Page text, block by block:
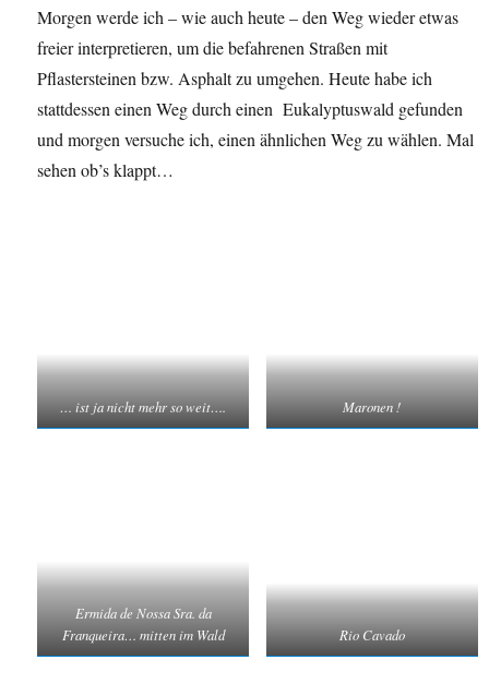
Morgen werde ich – wie auch heute – den Weg wieder etwas
freier interpretieren, um die befahrenen Straßen mit
Pflastersteinen bzw. Asphalt zu umgehen. Heute habe ich
stattdessen einen Weg durch einen Eukalyptuswald gefunden
und morgen versuche ich, einen ähnlichen Weg zu wählen. Mal
sehen ob’s klappt…
… ist ja nicht mehr so weit…. Maronen !
Ermida de Nossa Sra. da
Franqueira… mitten im Wald
Rio Cavado